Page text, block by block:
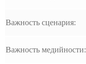
Важность сценария:
Важность медийности: